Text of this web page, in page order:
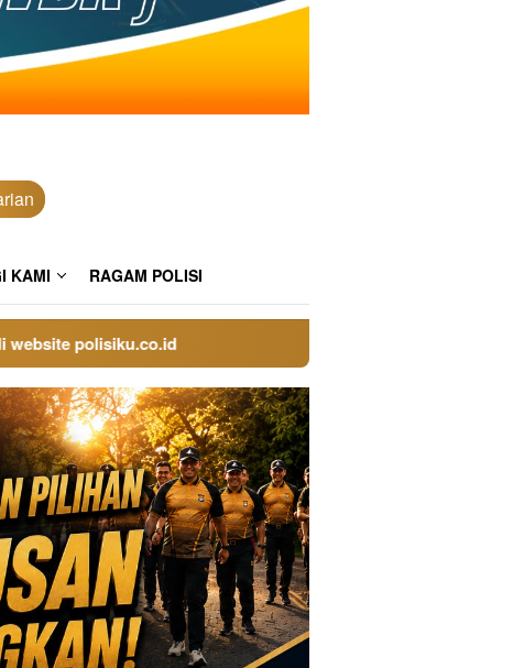
KAMI RAGAM POLISI
polisiku.co.id